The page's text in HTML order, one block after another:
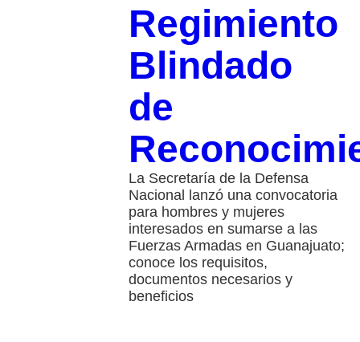
Regimiento
Blindado
de
La Secretaría de la Defensa
Nacional lanzó una convocatoria
para hombres y mujeres
interesados en sumarse a las
Fuerzas Armadas en Guanajuato;
conoce los requisitos,
documentos necesarios y
beneficios